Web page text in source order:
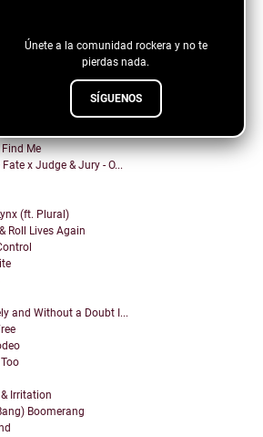
Únete a la comunidad rockera y no te
pierdas nada.
SÍGUENOS
- Make up Your Mind
Goo Goo Dolls (John R...
Me
x Judge & Jury - O...
(ft. Plural)
Roll Lives Again
and Without a Doubt I...
Irritation
Boomerang